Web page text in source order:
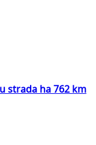
strada ha 762 km